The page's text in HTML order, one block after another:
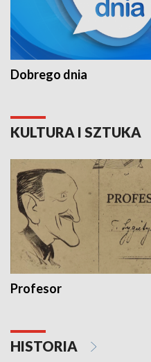
Dobrego dnia
KULTURA I SZTUKA
Profesor
HISTORIA